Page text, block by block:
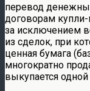
перевод
договорам
за исключением
из сделок, при
ценная бумага
многократно
выкупается